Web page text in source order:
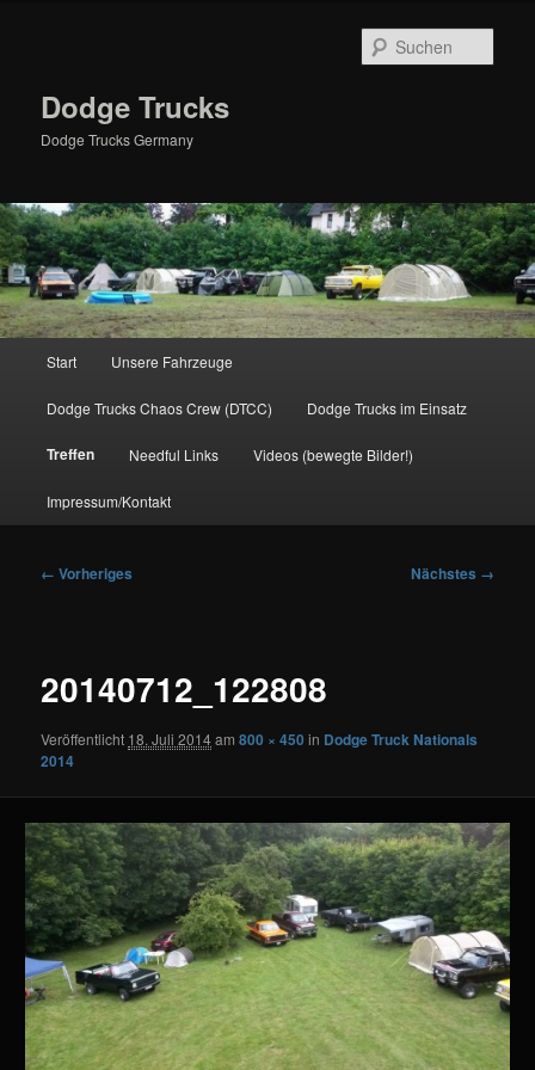
Dodge Trucks
Dodge Trucks Germany
Start Unsere Fahrzeuge
Dodge Trucks Chaos Crew (DTCC) Dodge Trucks im Einsatz
Treffen Needful Links Videos (bewegte Bilder!)
Impressum/Kontakt
Bilder-
← Vorheriges Nächstes →
20140712_122808
Veröffentlicht 18. Juli 2014am800 × 450 in Dodge Truck Nationals
2014